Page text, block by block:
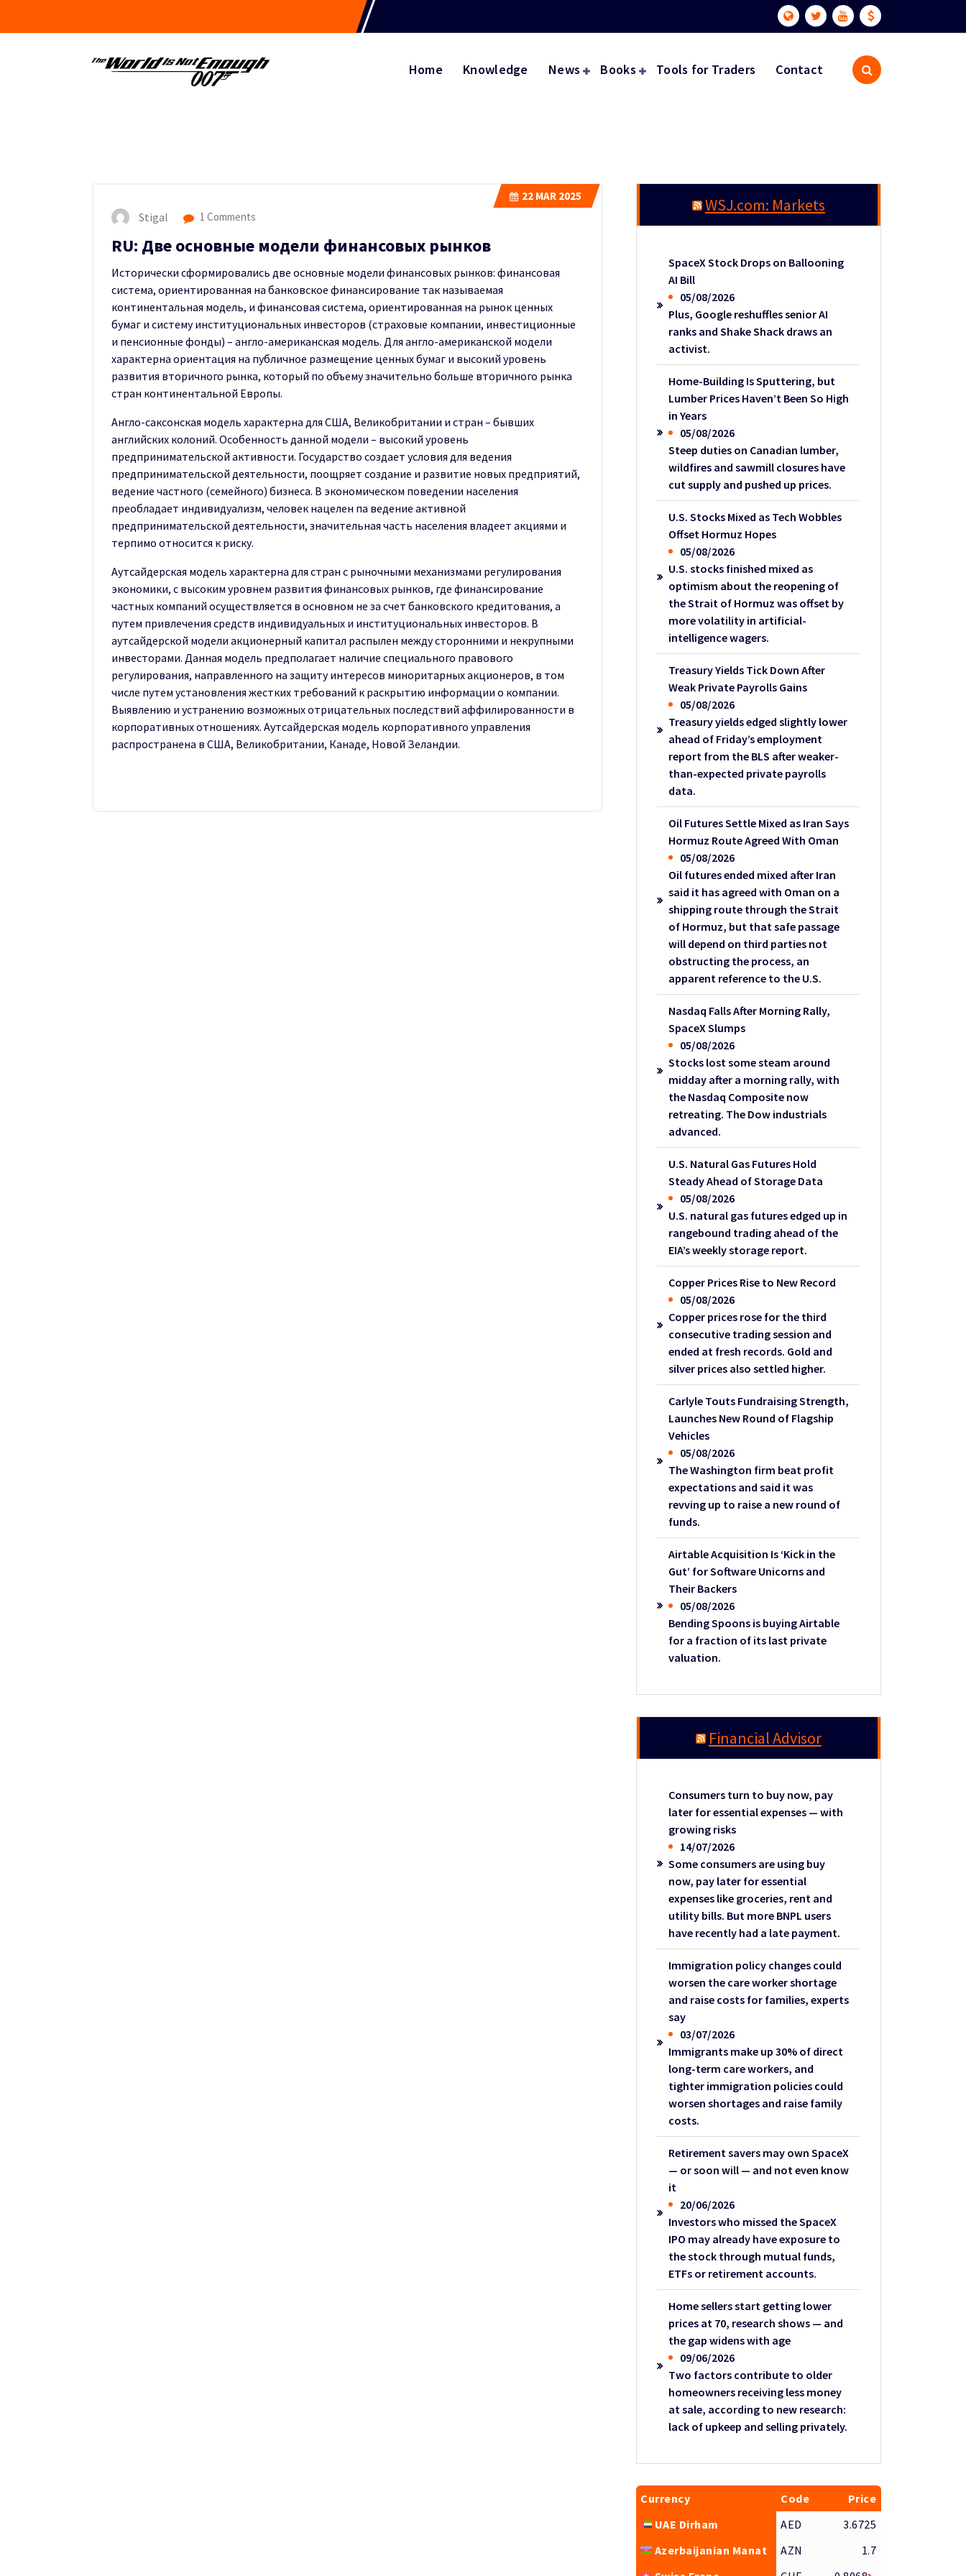
Home Knowledge News Books Tools for Traders Contact
22MAR 2025
Stigal 1 Comments
RU: Две основные модели финансовых рынков
Исторически сформировались две основные модели финансовых рынков: финансовая
система, ориентированная на банковское финансирование так называемая
континентальная модель, и финансовая система, ориентированная на рынок ценных
бумаг и систему институциональных инвесторов (страховые компании, инвестиционные
и пенсионные фонды) – англо-американская модель. Для англо-американской модели
характерна ориентация на публичное размещение ценных бумаг и высокий уровень
развития вторичного рынка, который по объему значительно больше вторичного рынка
стран континентальной Европы.
Англо-саксонская модель характерна для США, Великобритании и стран – бывших
английских колоний. Особенность данной модели – высокий уровень
предпринимательской активности. Государство создает условия для ведения
предпринимательской деятельности, поощряет создание и развитие новых предприятий,
ведение частного (семейного) бизнеса. В экономическом поведении населения
преобладает индивидуализм, человек нацелен па ведение активной
предпринимательской деятельности, значительная часть населения владеет акциями и
терпимо относится к риску.
Аутсайдерская модель характерна для стран с рыночными механизмами регулирования
экономики, с высоким уровнем развития финансовых рынков, где финансирование
частных компаний осуществляется в основном не за счет банковского кредитования, а
путем привлечения средств индивидуальных и институциональных инвесторов. В
аутсайдерской модели акционерный капитал распылен между сторонними и некрупными
инвесторами. Данная модель предполагает наличие специального правового
регулирования, направленного на защиту интересов миноритарных акционеров, в том
числе путем установления жестких требований к раскрытию информации о компании.
Выявлению и устранению возможных отрицательных последствий аффилированности в
корпоративных отношениях. Аутсайдерская модель корпоративного управления
распространена в США, Великобритании, Канаде, Новой Зеландии.
WSJ.com: Markets
SpaceX Stock Drops on Ballooning
AI Bill
05/08/2026
Plus, Google reshuffles senior AI
ranks and Shake Shack draws an
activist.
Home-Building Is Sputtering, but
Lumber Prices Haven’t Been So High
in Years
05/08/2026
Steep duties on Canadian lumber,
wildfires and sawmill closures have
cut supply and pushed up prices.
U.S. Stocks Mixed as Tech Wobbles
Offset Hormuz Hopes
05/08/2026
U.S. stocks finished mixed as
optimism about the reopening of
the Strait of Hormuz was offset by
more volatility in artificial-
intelligence wagers.
Treasury Yields Tick Down After
Weak Private Payrolls Gains
05/08/2026
Treasury yields edged slightly lower
ahead of Friday’s employment
report from the BLS after weaker-
than-expected private payrolls
data.
Oil Futures Settle Mixed as Iran Says
Hormuz Route Agreed With Oman
05/08/2026
Oil futures ended mixed after Iran
said it has agreed with Oman on a
shipping route through the Strait
of Hormuz, but that safe passage
will depend on third parties not
obstructing the process, an
apparent reference to the U.S.
Nasdaq Falls After Morning Rally,
SpaceX Slumps
05/08/2026
Stocks lost some steam around
midday after a morning rally, with
the Nasdaq Composite now
retreating. The Dow industrials
advanced.
U.S. Natural Gas Futures Hold
Steady Ahead of Storage Data
05/08/2026
U.S. natural gas futures edged up in
rangebound trading ahead of the
EIA’s weekly storage report.
Copper Prices Rise to New Record
05/08/2026
Copper prices rose for the third
consecutive trading session and
ended at fresh records. Gold and
silver prices also settled higher.
Carlyle Touts Fundraising Strength,
Launches New Round of Flagship
Vehicles
05/08/2026
The Washington firm beat profit
expectations and said it was
revving up to raise a new round of
funds.
Airtable Acquisition Is ‘Kick in the
Gut’ for Software Unicorns and
Their Backers
05/08/2026
Bending Spoons is buying Airtable
for a fraction of its last private
valuation.
Financial Advisor
Consumers turn to buy now, pay
later for essential expenses — with
growing risks
14/07/2026
Some consumers are using buy
now, pay later for essential
expenses like groceries, rent and
utility bills. But more BNPL users
have recently had a late payment.
Immigration policy changes could
worsen the care worker shortage
and raise costs for families, experts
say
03/07/2026
Immigrants make up 30% of direct
long-term care workers, and
tighter immigration policies could
worsen shortages and raise family
costs.
Retirement savers may own SpaceX
— or soon will — and not even know
it
20/06/2026
Investors who missed the SpaceX
IPO may already have exposure to
the stock through mutual funds,
ETFs or retirement accounts.
Home sellers start getting lower
prices at 70, research shows — and
the gap widens with age
09/06/2026
Two factors contribute to older
homeowners receiving less money
at sale, according to new research:
lack of upkeep and selling privately.
Currency Code
Price
UAE Dirham
AED
3.6725
Azerbaijanian Manat
AZN
1.7